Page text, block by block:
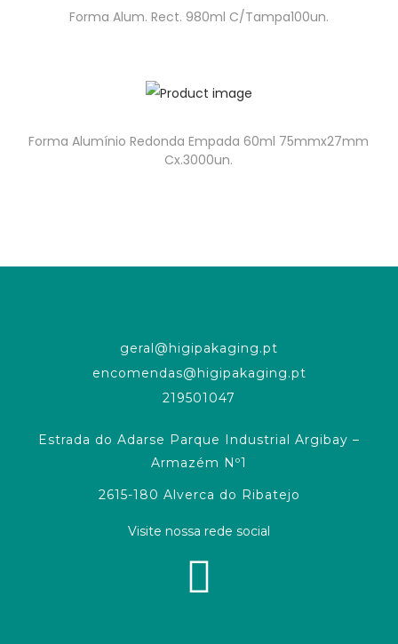
Forma Alum. Rect. 980ml C/Tampa100un.
Forma Alumínio Redonda Empada 60ml 75mmx27mm
Cx.3000un.
geral@higipakaging.pt
encomendas@higipakaging.pt
219501047
Estrada do Adarse Parque Industrial Argibay –
Armazém Nº1
2615-180 Alverca do Ribatejo
Visite nossa rede social